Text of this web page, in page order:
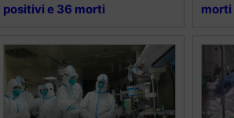
positivi e 36 morti
morti